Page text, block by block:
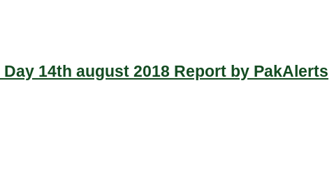
14th august 2018 Report by PakAlerts